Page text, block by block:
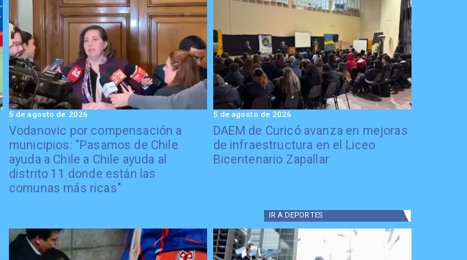
Vodanovic por compensación a
municipios: "Pasamos de Chile
ayuda a Chile a Chile ayuda al
distrito 11 donde están las
comunas más ricas"
5 de agosto de 2026
DAEM de Curicó avanza en mejoras
de infraestructura en el Liceo
Bicentenario Zapallar
5 de agosto de 2026
IR A DEPORTES